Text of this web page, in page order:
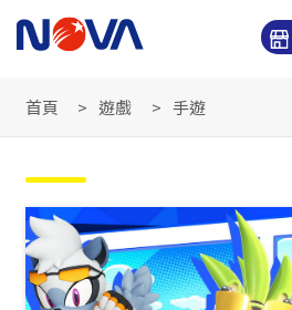
首頁 遊戲 手遊